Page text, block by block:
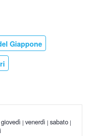
Giappone
giovedì venerdì sabato